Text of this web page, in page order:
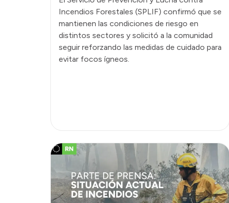
Incendios Forestales (SPLIF) confirmó que se
mantienen las condiciones de riesgo en
distintos sectores y solicitó a la comunidad
seguir reforzando las medidas de cuidado para
evitar focos ígneos.